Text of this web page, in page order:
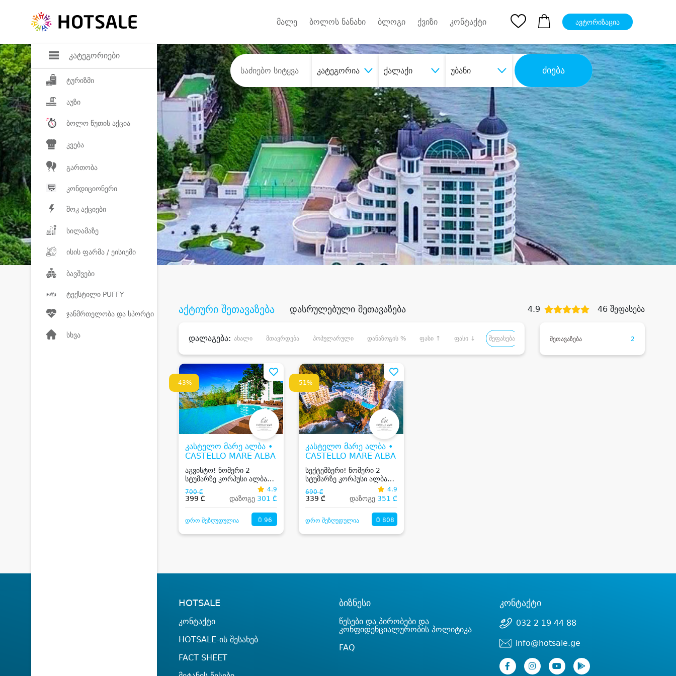
კატეგორიები
ტურიზმი
აუზი
ბოლო წუთის აქცია
კვება
გართობა
კონდიციონერი
შოკ აქციები
სილამაზე
ისის ფარმა / ეისიემი
ბავშვები
ტექსტილი PUFFY
ჯანმრთელობა და სპორტი
სხვა
მალე ბოლოს ნანახი ბლოგი ქვიზი კონტაქტი ავტორიზაცია
კატეგორია ქალაქი უბანი ძიება
შეიძინესასურველი მომსახურებადიდი დანაზოგით
აქტიური შეთავაზება დასრულებული შეთავაზება 4.9 46 შეფასება
დალაგება: ახალი მთავრდება პოპულარული დანაზოგის % ფასი ↑ ფასი ↓ შეფასება შეთავაზება 2
-43%
კასტელო მარე ალბა •
CASTELLO MARE ALBA
აგვისტო! ნომერი 2
სტუმარზე კორპუსი ალბა
სასტუმრო კასტელო მარე /
Campus Alba Castello
Mare Hotel & Wellness
700 ₾
399 ₾
4.9
დაზოგე 301 ₾
დრო შეზღუდულია 96
-51%
კასტელო მარე ალბა •
CASTELLO MARE ALBA
სექტემბერი! ნომერი 2
სტუმარზე კორპუსი ალბა
სასტუმრო კასტელო მარე /
Campus Alba Castello
Mare Hotel & Wellness
690 ₾
339 ₾
4.9
დაზოგე 351 ₾
დრო შეზღუდულია 808
HOTSALE
კონტაქტი
HOTSALE-ის შესახებ
FACT SHEET
ბიზნესი
წესები და პირობები და
კონფიდენციალურობის პოლიტიკა
FAQ
კონტაქტი
032 2 19 44 88
info@hotsale.ge